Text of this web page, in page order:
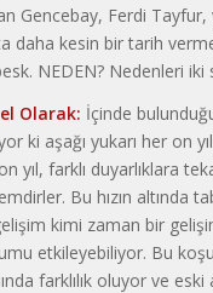
Gencebay, Ferdi Tayfur,
daha kesin bir tarih
NEDEN? Nedenleri iki
Olarak: İçinde
ki aşağı yukarı her on
yıl, farklı duyarlıklara
Bu hızın altında
kimi zaman bir
etkileyebi­liyor. Bu
fark­lılık oluyor ve